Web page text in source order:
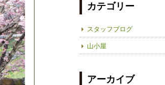
カテゴリー
スタッフブログ
山小屋
アーカイブ